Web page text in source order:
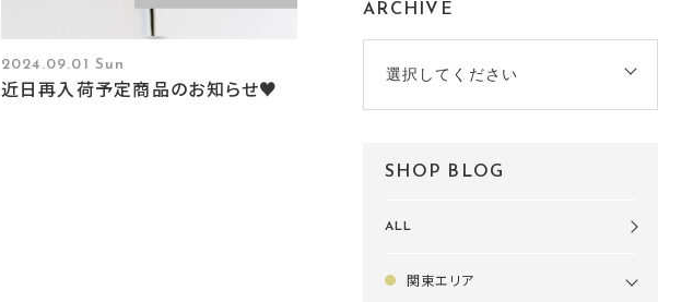
2024.09.01 Sun
近日再入荷予定商品のお知らせ♥
ARCHIVE
選択してください
SHOP BLOG
ALL
関東エリア